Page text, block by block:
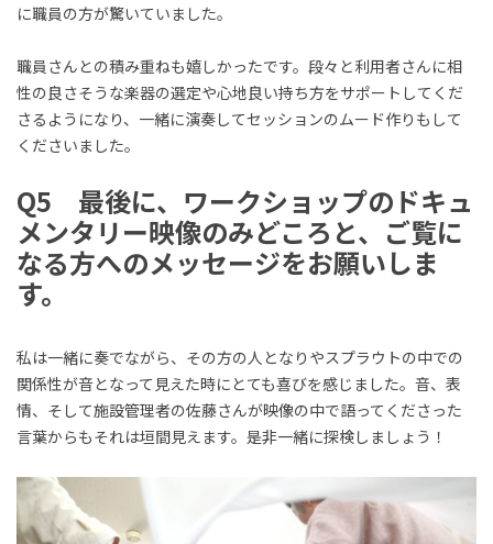
に職員の方が驚いていました。
職員さんとの積み重ねも嬉しかったです。段々と利用者さんに相
性の良さそうな楽器の選定や心地良い持ち方をサポートしてくだ
さるようになり、一緒に演奏してセッションのムード作りもして
くださいました。
Q5 最後に、ワークショップのドキュ
メンタリー映像のみどころと、ご覧に
なる方へのメッセージをお願いしま
す。
私は一緒に奏でながら、その方の人となりやスプラウトの中での
関係性が音となって見えた時にとても喜びを感じました。音、表
情、そして施設管理者の佐藤さんが映像の中で語ってくださった
言葉からもそれは垣間見えます。是非一緒に探検しましょう！